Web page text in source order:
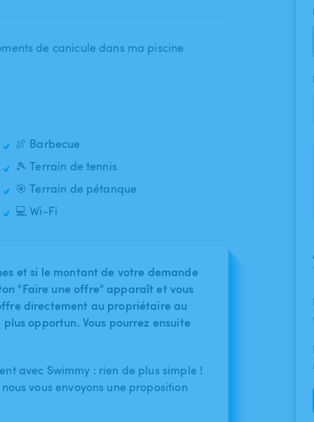
de canicule dans ma piscine
🍖 Barbecue
🎾 Terrain de tennis
🎯 Terrain de pétanque
💻 Wi-Fi
et si le montant de votre demande
"Faire une offre" apparaît et vous
directement au propriétaire au
opportun. Vous pourrez ensuite
avec Swimmy : rien de plus simple !
vous envoyons une proposition